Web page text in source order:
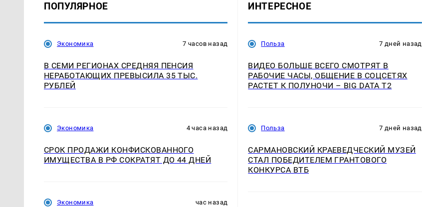
ПОПУЛЯРНОЕ
Экономика 7 часов назад
В СЕМИ РЕГИОНАХ СРЕДНЯЯ ПЕНСИЯ
НЕРАБОТАЮЩИХ ПРЕВЫСИЛА 35 ТЫС.
РУБЛЕЙ
Экономика 4 часа назад
СРОК ПРОДАЖИ КОНФИСКОВАННОГО
ИМУЩЕСТВА В РФ СОКРАТЯТ ДО 44 ДНЕЙ
Экономика час назад
ИНТЕРЕСНОЕ
Польза 7 дней назад
ВИДЕО БОЛЬШЕ ВСЕГО СМОТРЯТ В
РАБОЧИЕ ЧАСЫ, ОБЩЕНИЕ В СОЦСЕТЯХ
РАСТЕТ К ПОЛУНОЧИ – BIG DATA T2
Польза 7 дней назад
САРМАНОВСКИЙ КРАЕВЕДЧЕСКИЙ МУЗЕЙ
СТАЛ ПОБЕДИТЕЛЕМ ГРАНТОВОГО
КОНКУРСА ВТБ